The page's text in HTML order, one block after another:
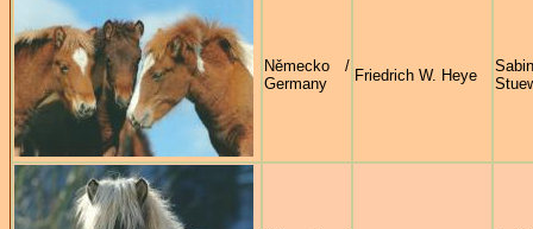
Německo /
Germany
Friedrich W. Heye